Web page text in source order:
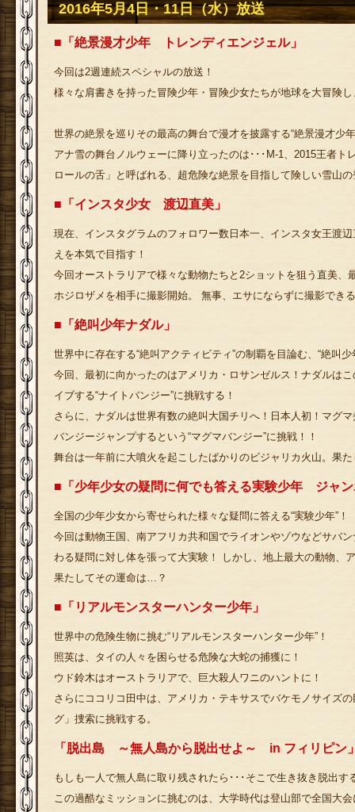
2016年5月4日・11日（水）放送
■「絶景漫才少年 トレンディエンジェル」
今回は2週連続スペシャルの放送！
様々な肩書きを持った冒険少年・冒険少女たちが地球を大冒険
世界の絶景を巡りその最高の舞台で漫才を披露する“絶景漫才少
アナ雪の舞台ノルウェーに降り立ったのは･･･M-1、2015王者ト
ロールの舌」と呼ばれる、超危険な絶景を目指して険しい雪山
■「インスタ少女 渡辺直美」
現在、インスタグラムのフォロワー数日本一、インスタ女王渡
えを本気で目指す！
今回オーストラリアで様々な動物たちと2ショットを狙う直美、
ホジロザメを相手に撮影開始。 無事、エサにならずに撮影でき
■「絶叫少年ナダル」
世界中に存在する“絶叫アクティビティ”の制覇を目論む、“絶叫少
今回、最初に向かったのはアメリカ・ロサンゼルス！ナダルは
イブする“ナイトバンジー”に挑戦する！
さらに、ナダルは世界有数の絶叫大国チリへ！日本人初！マグ
バンジージャンプするという“マグマバンジー”に挑戦！！
舞台は一年前に大噴火を起こしたばかりのビジャリカ火山。果
■「少年少女の疑問に何でも答える実験少年 ジャ
全国の少年少女から寄せられた様々な疑問に答える“実験少年”！
今回は動物王国、南アフリカ共和国でライオンやゾウなどサバ
わる疑問に対し体を張って大実験！ しかし、地上最大の動物、
果たしてその運命は…？
■「リアルモンスターハンター少年」
世界中の危険生物に挑む“リアルモンスターハンター少年”！
照英は、タイの人々を困らせる危険な大蛇の捕獲に！
ウド鈴木はオーストラリアで、巨大殺人ワニのハントに！
さらにココリコ田中は、アメリカ・テキサスでバケモノサイズ
グ」捜索に挑戦する。
「脱出島 ～無人島から脱出せよ～ in フィリピン
もしも一人で無人島に取り残されたら･･･そこで生き抜き脱出す
この過酷なミッションに挑むのは、大学時代は登山部で全国大